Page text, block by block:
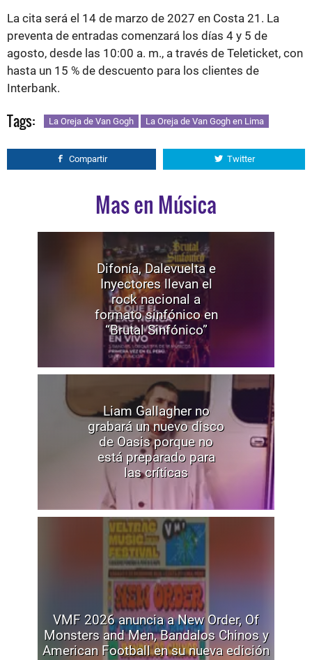
La cita será el 14 de marzo de 2027 en Costa 21. La
preventa de entradas comenzará los días 4 y 5 de
agosto, desde las 10:00 a. m., a través de Teleticket, con
hasta un 15 % de descuento para los clientes de
Interbank.
Tags: La Oreja de Van Gogh La Oreja de Van Gogh en Lima
Compartir Twitter
Mas en Música
Difonía, Dalevuelta e
Inyectores llevan el
rock nacional a
formato sinfónico en
“Brutal Sinfónico”
Liam Gallagher no
grabará un nuevo disco
de Oasis porque no
está preparado para
las críticas
VMF 2026 anuncia a New Order, Of
Monsters and Men, Bandalos Chinos y
American Football en su nueva edición